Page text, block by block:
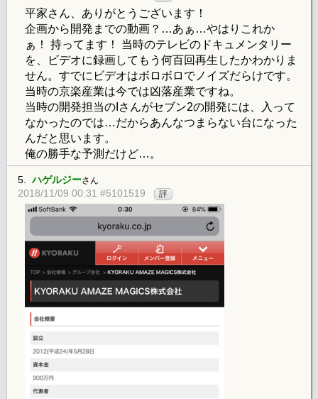
平家さん、ありがとうございます！
企画から開発までの動画？…あぁ…やはりこれか
ぁ！ 持ってます！ 当時のテレビのドキュメンタリー
を、ビデオに録画してもう何百回再生したかわかりま
せん。すでにビデオはボロボロでノイズだらけです。
当時の京楽産業は今では凶落産業ですね。
当時の開発担当のIさんがセブン2の開発には、入って
なかったのでは…だからあんなつまらない台になった
んだと思います。
俺の勝手な予測だけど…。
5.ハゲルジーさん
2018/11/09 00:31 #5101519 評